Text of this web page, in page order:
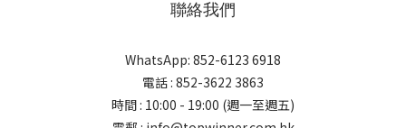
聯絡我們
WhatsApp: 852-6123 6918
電話 : 852-3622 3863
時間 : 10:00 - 19:00 (週一至週五)